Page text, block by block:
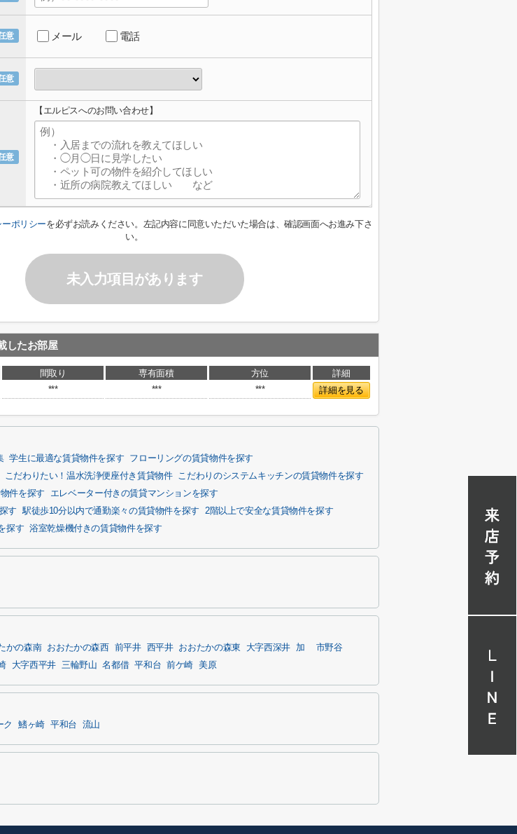
意 メール 電話
意
意
【エルピスへのお問い合わせ】
ポリシーを必ずお読みください。左記内容に同意いただいた場合は、確認画面へお進み下さ
い。
未入力項目があります
したお部屋
間取り 専有面積 方位
詳細
*** *** *** 詳細を見る
学生に最適な賃貸物件を探す
フローリングの賃貸物件を探す
こだわりたい！温水洗浄便座付き賃貸物件
こだわりのシステムキッチンの賃貸物件を探す
件を探す
エレベーター付きの賃貸マンションを探す
す 駅徒歩10分以内で通勤楽々の賃貸物件を探す
2階以上で安全な賃貸物件を探す
探す 浴室乾燥機付きの賃貸物件を探す
かの森南 おおたかの森西 前平井 西平井 おおたかの森東 大字西深井 加
市野谷
大字西平井 三輪野山 名都借 平和台 前ケ崎 美原
ク 鰭ヶ崎 平和台 流山